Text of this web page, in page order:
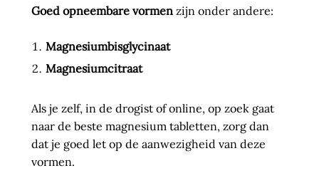
Goed opneembare vormen zijn onder andere:
Magnesiumbisglycinaat
Magnesiumcitraat
Als je zelf, in de drogist of online, op zoek gaat
naar de beste magnesium tabletten, zorg dan
dat je goed let op de aanwezigheid van deze
vormen.